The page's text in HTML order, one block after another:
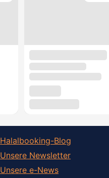
Halalbooking-Blog
Unsere Newsletter
Unsere e-News